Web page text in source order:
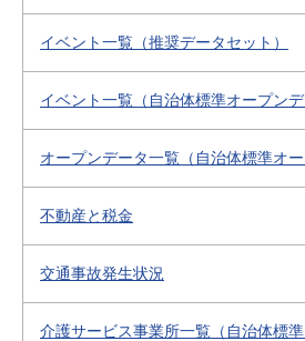
イベント一覧（推奨データセット）
イベント一覧（自治体標準オープンデ
オープンデータ一覧（自治体標準オー
不動産と税金
交通事故発生状況
介護サービス事業所一覧（自治体標